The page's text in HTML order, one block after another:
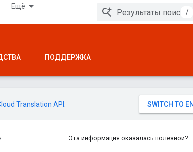
Ещё
/
ПОДДЕРЖКА
Translation API
Эта информация оказалась полезной?